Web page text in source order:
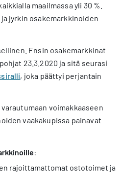
maailmassa yli 30 %.
jyrkin osakemarkkinoiden
Ensin osakemarkkinat
23.3.2020 ja sitä seurasi
, joka päättyi perjantain
voimakkaaseen
vaakakupissa painavat
:
rajoittamattomat ostotoimet ja